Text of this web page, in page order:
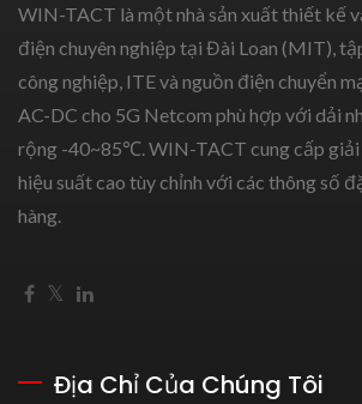
WIN-TACT là một nhà sản xuất thiết kế
điện chuyên nghiệp tại Đài Loan (MIT),
công nghiệp, ITE và nguồn điện chuyển
AC-DC cho 5G Netcom phù hợp với dải
rộng -40~85℃. WIN-TACT cung cấp giải
hiệu suất cao tùy chỉnh với các thông số
hàng.
Địa Chỉ Của Chúng Tôi